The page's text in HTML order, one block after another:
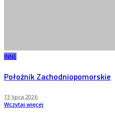
INNE
Położnik Zachodniopomorskie
13 lipca 2026
Wczytaj więcej